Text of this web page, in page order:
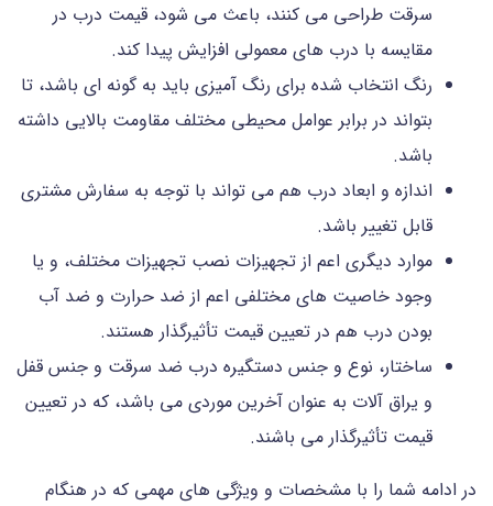
سرقت طراحی می کنند، باعث می شود، قیمت درب در
مقایسه با درب های معمولی افزایش پیدا کند.
رنگ انتخاب شده برای رنگ آمیزی باید به گونه ای باشد، تا
بتواند در برابر عوامل محیطی مختلف مقاومت بالایی داشته
باشد.
اندازه و ابعاد درب هم می تواند با توجه به سفارش مشتری
قابل تغییر باشد.
موارد دیگری اعم از تجهیزات نصب تجهیزات مختلف، و یا
وجود خاصیت های مختلفی اعم از ضد حرارت و ضد آب
بودن درب هم در تعیین قیمت تأثیرگذار هستند.
ساختار، نوع و جنس دستگیره درب ضد سرقت و جنس قفل
و یراق آلات به عنوان آخرین موردی می باشد، که در تعیین
قیمت تأثیرگذار می باشند.
در ادامه شما را با مشخصات و ویژگی های مهمی که در هنگام